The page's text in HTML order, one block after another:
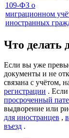
109-ФЗ о
миграционном
иностранных
Что делать
Если вы уже
документы и не
связана с учётом,
регистрации . Если
просроченный
выдворение или
для иностранцев ,
въезд .